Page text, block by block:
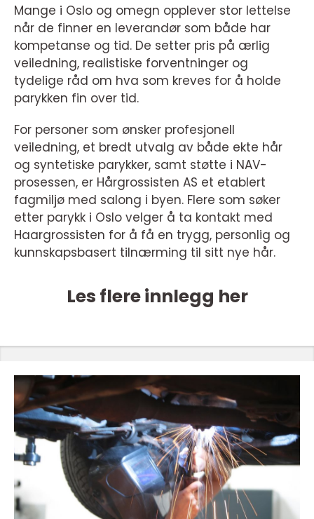
Mange i Oslo og omegn opplever stor lettelse
når de finner en leverandør som både har
kompetanse og tid. De setter pris på ærlig
veiledning, realistiske forventninger og
tydelige råd om hva som kreves for å holde
parykken fin over tid.
For personer som ønsker profesjonell
veiledning, et bredt utvalg av både ekte hår
og syntetiske parykker, samt støtte i NAV-
prosessen, er Hårgrossisten AS et etablert
fagmiljø med salong i byen. Flere som søker
etter parykk i Oslo velger å ta kontakt med
Haargrossisten for å få en trygg, personlig og
kunnskapsbasert tilnærming til sitt nye hår.
Les flere innlegg her